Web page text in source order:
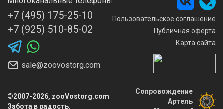
+7 (495) 175-25-10
+7 (925) 510-85-02
sale@zoovostorg.com
Пользовательское соглашение
Публичная оферта
Карта сайта
©2007-2026, zooVostorg.com
Забота в радость.
Сопровождение
Артель